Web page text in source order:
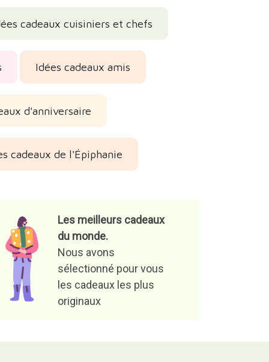
cadeaux cuisiniers et chefs
Idées cadeaux amis
d'anniversaire
cadeaux de l'Épiphanie
Les meilleurs cadeaux
du monde.
Nous avons
sélectionné pour vous
les cadeaux les plus
originaux